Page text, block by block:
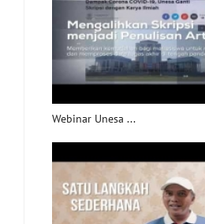
Webinar Unesa ...